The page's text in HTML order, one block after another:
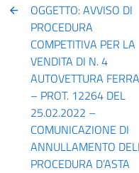
OGGETTO: AVVISO DI
PROCEDURA
COMPETITIVA PER LA
VENDITA DI N. 4
AUTOVETTURA
– PROT. 12264 DEL
25.02.2022 –
COMUNICAZIONE DI
ANNULLAMENTO
PROCEDURA D’ASTA